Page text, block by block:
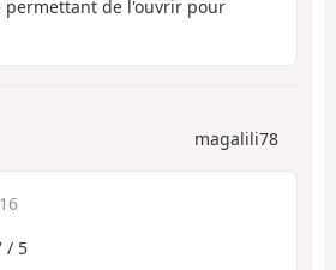
permettant de l'ouvrir pour
magalili78
/ 5